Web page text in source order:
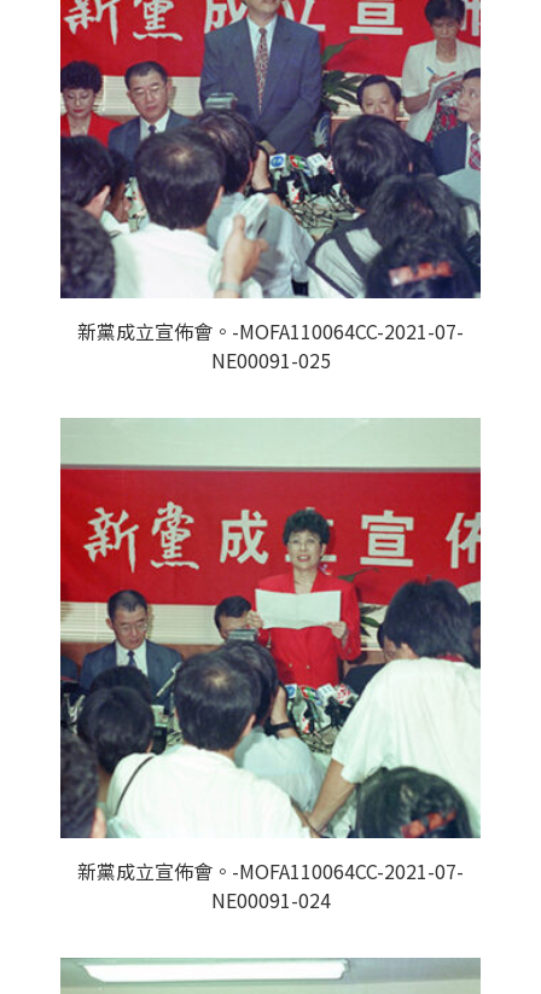
新黨成立宣佈會。-MOFA110064CC-2021-07-
NE00091-025
新黨成立宣佈會。-MOFA110064CC-2021-07-
NE00091-024